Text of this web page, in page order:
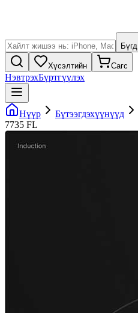
Бүгд
Хүсэлтийн Сагс
НэвтрэхБүртгүүлэх
Нүүр Бүтээгдэхүүнүүд
7735 FL